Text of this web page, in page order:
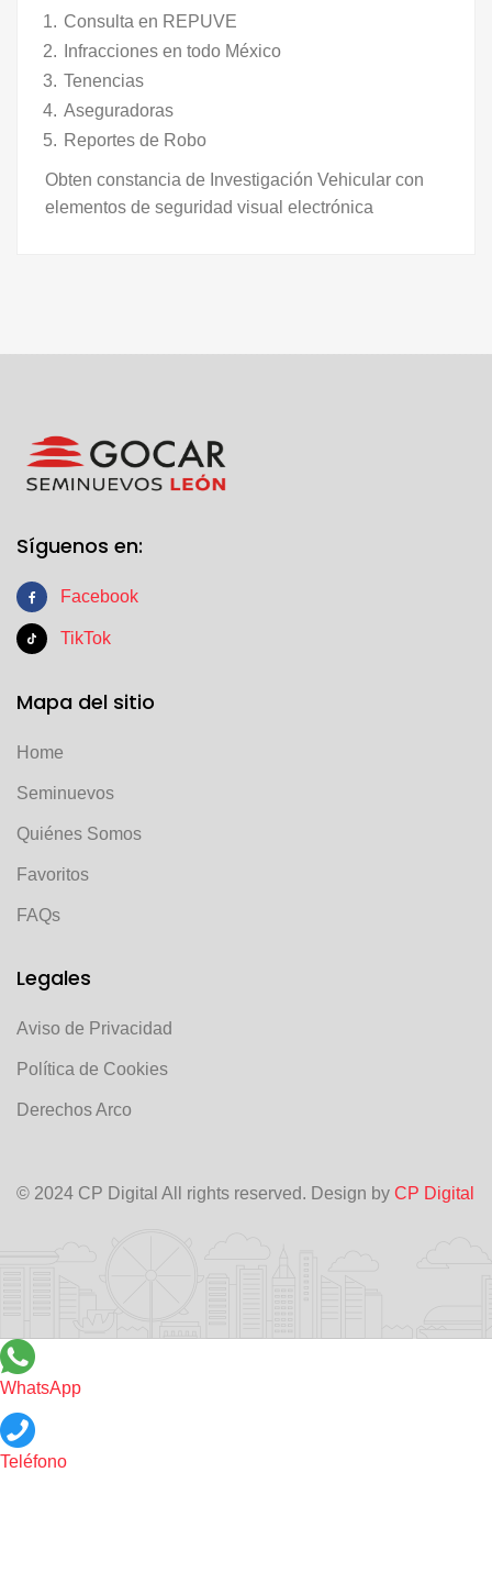
Consulta en REPUVE
Infracciones en todo México
Tenencias
Aseguradoras
Reportes de Robo
Obten constancia de Investigación Vehicular con
elementos de seguridad visual electrónica
Síguenos en:
Facebook
TikTok
Mapa del sitio
Home
Seminuevos
Quiénes Somos
Favoritos
FAQs
Legales
Aviso de Privacidad
Política de Cookies
Derechos Arco
© 2024 CP Digital All rights reserved. Design by CP Digital
WhatsApp
Teléfono